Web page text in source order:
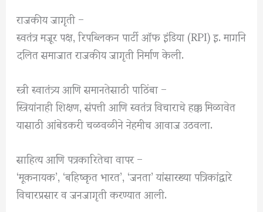
राजकीय जागृती –
स्वतंत्र मजूर पक्ष, रिपब्लिकन पार्टी ऑफ इंडिया (RPI) इ. मार्गाने
दलित समाजात राजकीय जागृती निर्माण केली.
स्त्री स्वातंत्र्य आणि समानतेसाठी पाठिंबा –
स्त्रियांनाही शिक्षण, संपत्ती आणि स्वतंत्र विचाराचे हक्क मिळावेत
यासाठी आंबेडकरी चळवळीने नेहमीच आवाज उठवला.
साहित्य आणि पत्रकारितेचा वापर –
‘मूकनायक’, ‘बहिष्कृत भारत’, ‘जनता’ यांसारख्या पत्रिकांद्वारे
विचारप्रसार व जनजागृती करण्यात आली.